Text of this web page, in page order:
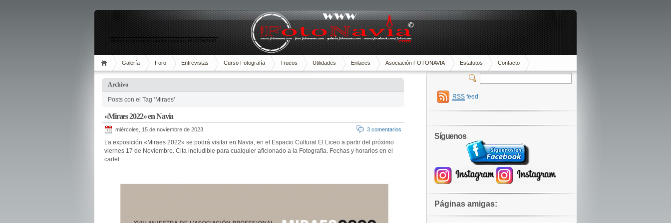
Web de la asociación fotográfica FOTONAVIA
Galería Foro Entrevistas Curso Fotografía Trucos Utilidades Enlaces Asociación FOTONAVIA Estatutos Contacto
Archivo
Posts con el Tag ‘Miraes’
«Miraes 2022» en Navia
miércoles, 15 de noviembre de 2023 3 comentarios
La exposición «Miraes 2022» se podrá visitar en Navia, en el Espacio Cultural El Liceo a partir del próximo
viernes 17 de Noviembre. Cita ineludible para cualquier aficionado a la Fotografía. Fechas y horarios en el
cartel.
RSS feed
Síguenos
Páginas amigas: